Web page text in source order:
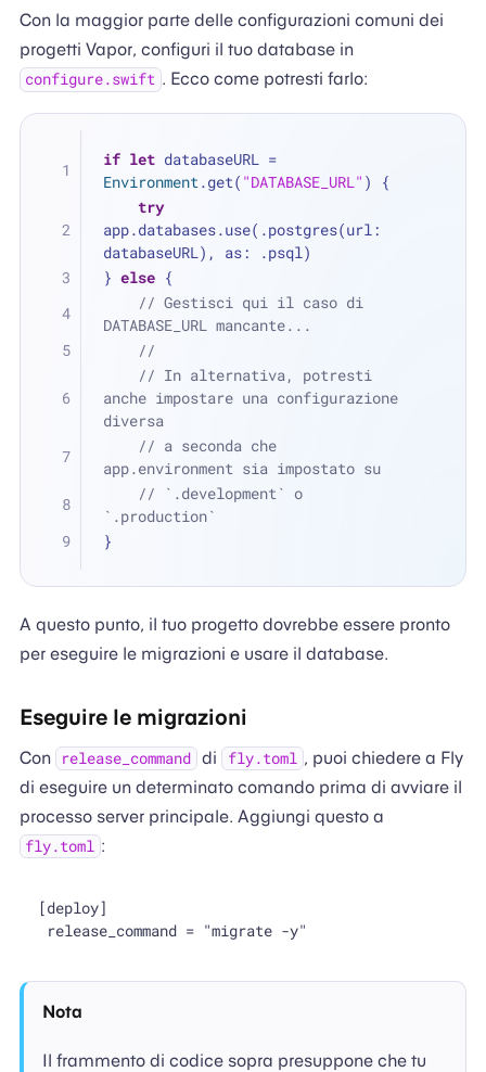
Con la maggior parte delle configurazioni comuni dei
progetti Vapor, configuri il tuo database in
configure.swift . Ecco come potresti farlo:
if let databaseURL =
Environment.get( "DATABASE_URL" ) {
try
app.databases.use(.postgres(url:
databaseURL), as: .psql)
} else {
// Gestisci qui il caso di
DATABASE_URL mancante...
//
// In alternativa, potresti
anche impostare una configurazione
diversa
// a seconda che
app.environment sia impostato su
// `.development` o
`.production`
}
A questo punto, il tuo progetto dovrebbe essere pronto
per eseguire le migrazioni e usare il database.
Eseguire le migrazioni
Con release_command di fly.toml , puoi chiedere a Fly
di eseguire un determinato comando prima di avviare il
processo server principale. Aggiungi questo a
fly.toml :
[deploy]
Nota
Il frammento di codice sopra presuppone che tu